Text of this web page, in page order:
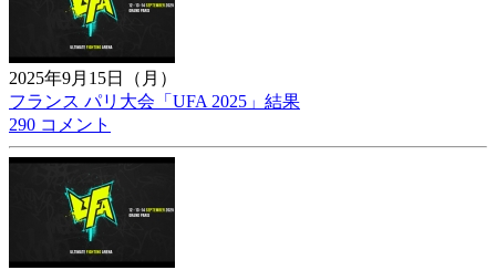
2025年9月15日（月）
フランス パリ大会「UFA 2025」結果
290 コメント